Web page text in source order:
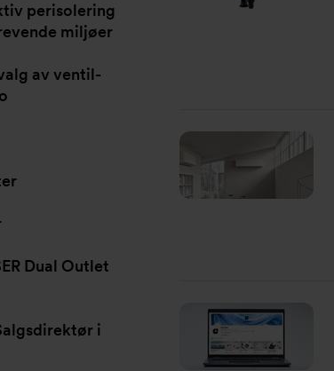
perisolering
miljøer
av ventil-
Dual Outlet
i